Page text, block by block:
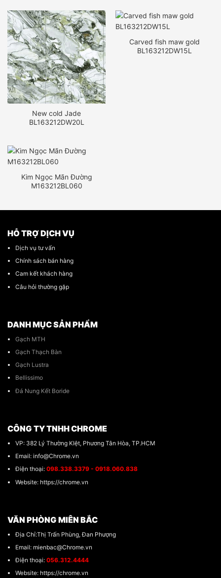
New cold Jade
BL163212DW20L
Carved fish maw gold
BL163212DW15L
Kim Ngọc Mãn Đường
M163212BL060
HỖ TRỢ DỊCH VỤ
Dịch vụ tư vấn
Chính sách bán hàng
Cam kết khách hàng
Câu hỏi thường gặp
DANH MỤC SẢN PHẨM
Gạch MTH
Gạch Thạch Bàn
Gạch Lustra
Bellissimo
Đá Nung Kết Boride
CÔNG TY TNHH CHROME
VP: 382 Lý Thường KIệt, Phương Tân Hòa, TP.HCM
Email: info@Chrome.vn
Điện thoại: 098.338.3379 - 0918.060.838
Website: https://chrome.vn
VĂN PHÒNG MIÊN BẮC
Địa Chỉ:Thị Trấn Phùng, Đan Phượng
Email: mienbac@Chrome.vn
Điện thoại: 056.312.4444
Website: https://chrome.vn